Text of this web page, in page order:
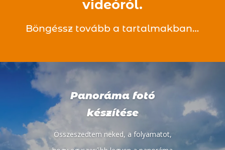
videóról.
Böngéssz tovább a tartalmakban…
Panoráma fotó
készítése
Összeszedtem neked, a folyamatot,